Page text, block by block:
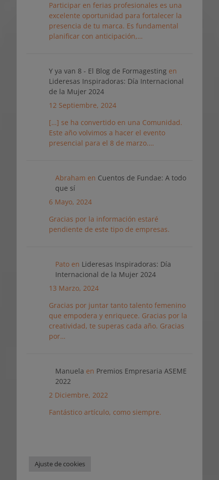
Participar en ferias profesionales es una
excelente oportunidad para fortalecer la
presencia de tu marca. Es fundamental
planificar con anticipación,…
Y ya van 8 - El Blog de Formagesting en
Lideresas Inspiradoras: Día Internacional
de la Mujer 2024
12 Septiembre, 2024
[…] se ha convertido en una Comunidad.
Este año volvimos a hacer el evento
presencial para el 8 de marzo.…
Abraham en Cuentos de Fundae: A todo
que sí
6 Mayo, 2024
Gracias por la información estaré
pendiente de este tipo de empresas.
Patoen Lideresas Inspiradoras: Día
Internacional de la Mujer 2024
13 Marzo, 2024
Gracias por juntar tanto talento femenino
que empodera y enriquece. Gracias por la
creatividad, te superas cada año. Gracias
por…
Manuela en Premios Empresaria ASEME
2022
2 Diciembre, 2022
Fantástico artículo, como siempre.
Ajuste de cookies